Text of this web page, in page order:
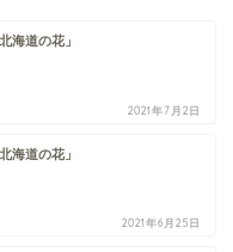
海道の花」
2021年7月2日
海道の花」
2021年6月25日